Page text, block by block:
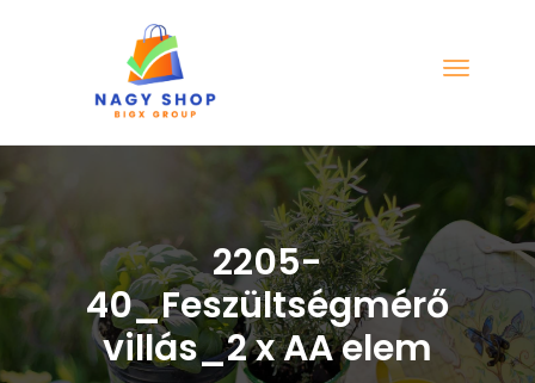
2205-
40_Feszültségmérő
villás_2 x AA elem